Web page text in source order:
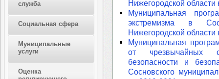
служба
Социальная сфера
Муниципальные
услуги
Оценка
Нижегородской
Муниципальная
экстремизма в
Нижегородской
Муниципальная
от чрезвычайных
безопасности и
Сосновского